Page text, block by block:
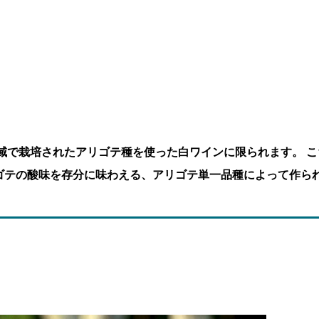
栽培されたアリゴテ種を使った白ワインに限られます。
の酸味を存分に味わえる、アリゴテ単一品種によって作ら